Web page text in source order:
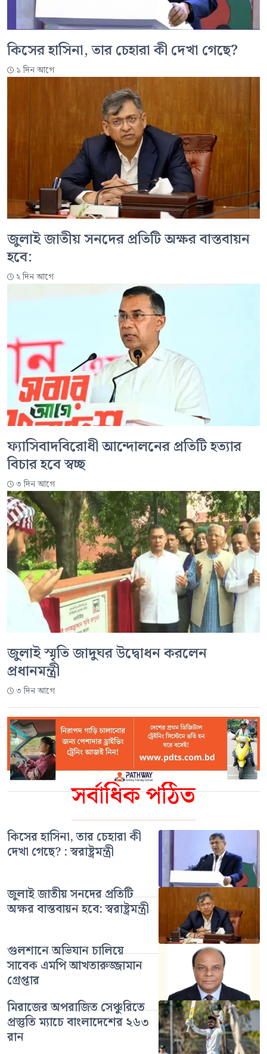
সর্বাধিক পঠিত
কিসের হাসিনা, তার চেহারা কী
দেখা গেছে? : স্বরাষ্ট্রমন্ত্রী
জুলাই জাতীয় সনদের প্রতিটি
অক্ষর বাস্তবায়ন হবে: স্বরাষ্ট্রমন্ত্রী
গুলশানে অভিযান চালিয়ে
সাবেক এমপি আখতারুজ্জামান
গ্রেপ্তার
মিরাজের অপরাজিত সেঞ্চুরিতে
প্রস্তুতি ম্যাচে বাংলাদেশের ২৬৩
রান
কিসের হাসিনা, তার চেহারা কী দেখা গেছে?
১ দিন আগে
জুলাই জাতীয় সনদের প্রতিটি অক্ষর বাস্তবায়ন
হবে:
২ দিন আগে
ফ্যাসিবাদবিরোধী আন্দোলনের প্রতিটি হত্যার
বিচার হবে স্বচ্ছ
৩ দিন আগে
জুলাই স্মৃতি জাদুঘর উদ্বোধন করলেন
প্রধানমন্ত্রী
৩ দিন আগে